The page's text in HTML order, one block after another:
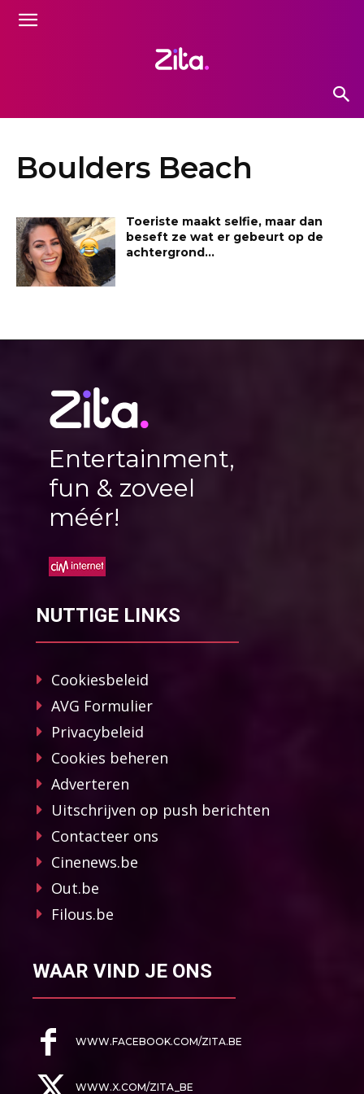
Boulders Beach
Toeriste maakt selfie, maar dan
beseft ze wat er gebeurt op de
achtergrond…
Entertainment,
fun & zoveel
méér!
NUTTIGE LINKS
Cookiesbeleid
AVG Formulier
Privacybeleid
Cookies beheren
Adverteren
Uitschrijven op push berichten
Contacteer ons
Cinenews.be
Out.be
Filous.be
WAAR VIND JE ONS
WWW.FACEBOOK.COM/ZITA.BE
WWW.X.COM/ZITA_BE